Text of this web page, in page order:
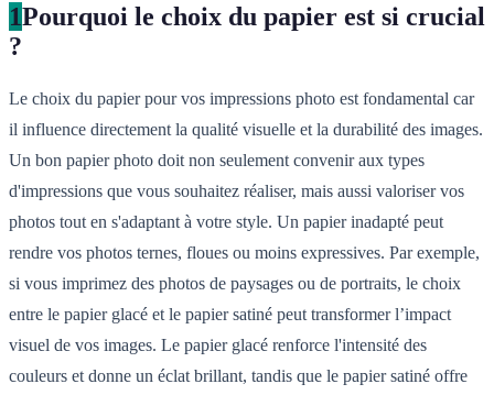
1Pourquoi le choix du papier est si crucial
?
Le choix du papier pour vos impressions photo est fondamental car
il influence directement la qualité visuelle et la durabilité des images.
Un bon papier photo doit non seulement convenir aux types
d'impressions que vous souhaitez réaliser, mais aussi valoriser vos
photos tout en s'adaptant à votre style. Un papier inadapté peut
rendre vos photos ternes, floues ou moins expressives. Par exemple,
si vous imprimez des photos de paysages ou de portraits, le choix
entre le papier glacé et le papier satiné peut transformer l’impact
visuel de vos images. Le papier glacé renforce l'intensité des
couleurs et donne un éclat brillant, tandis que le papier satiné offre